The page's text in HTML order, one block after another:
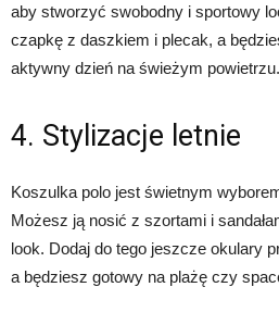
aby stworzyć swobodny i sportowy
czapkę z daszkiem i plecak, a
aktywny dzień na świeżym powietrzu.
4. Stylizacje letnie
Koszulka polo jest świetnym
Możesz ją nosić z szortami i
look. Dodaj do tego jeszcze okulary
a będziesz gotowy na plażę czy